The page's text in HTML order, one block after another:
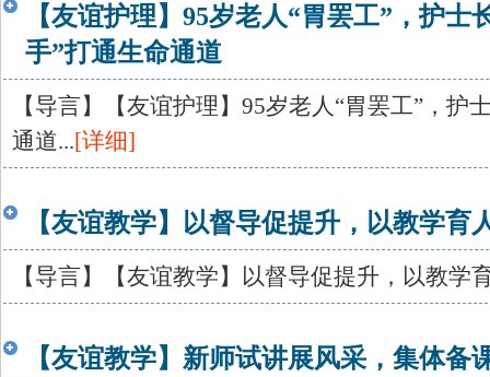
【友谊护理】95岁老人“胃罢工”，护士
手”打通生命通道
【导言】【友谊护理】95岁老人“胃罢工”，护
通道...[详细]
【友谊教学】以督导促提升，以教学育
【导言】【友谊教学】以督导促提升，以教学
【友谊教学】新师试讲展风采，集体备